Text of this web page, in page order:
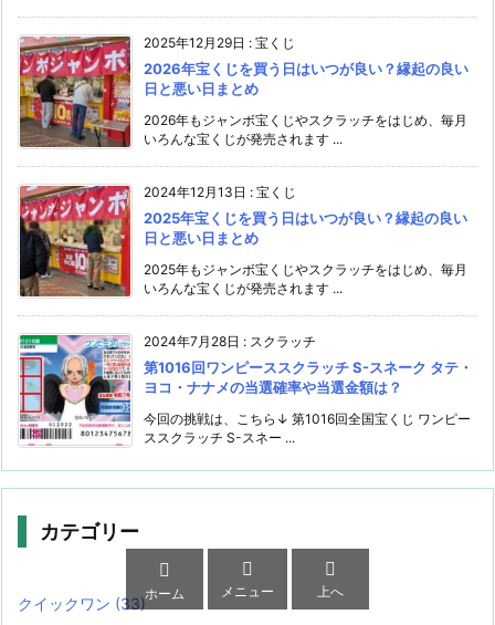
2025年12月29日 : 宝くじ
2026年宝くじを買う日はいつが良い？縁起の良い
日と悪い日まとめ
2026年もジャンボ宝くじやスクラッチをはじめ、毎月
いろんな宝くじが発売されます ...
2024年12月13日 : 宝くじ
2025年宝くじを買う日はいつが良い？縁起の良い
日と悪い日まとめ
2025年もジャンボ宝くじやスクラッチをはじめ、毎月
いろんな宝くじが発売されます ...
2024年7月28日 : スクラッチ
第1016回ワンピーススクラッチ S-スネーク タテ・
ヨコ・ナナメの当選確率や当選金額は？
今回の挑戦は、こちら↓ 第1016回全国宝くじ ワンピー
ススクラッチ S-スネー ...
カテゴリー
クイックワン (33)

ホーム

メニュー

上へ